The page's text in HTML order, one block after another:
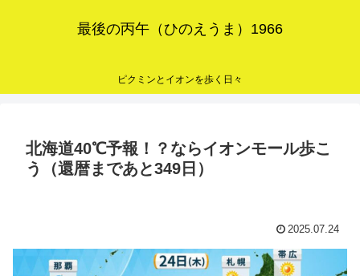
最後の丙午（ひのえうま）1966
ピクミンとイオンを歩く日々
北海道40℃予報！？ならイオンモール歩こ
う（還暦まであと349日）
2025.07.24